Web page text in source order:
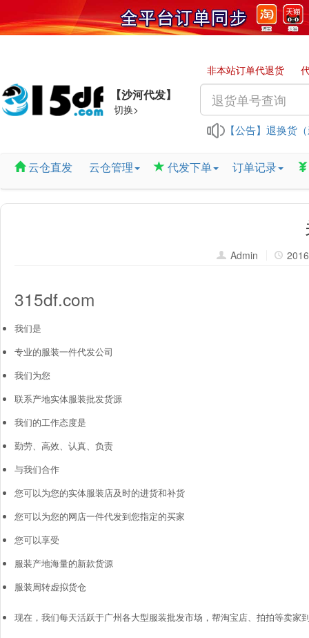
【沙河代发】
切换>
非本站订单代退货
【公告】 退换货
端午节
云仓直发 云仓管理 代发下单 订单记录
Admin
315df.com
我们是
专业的服装一件代发公司
我们为您
联系产地实体服装批发货源
我们的工作态度是
勤劳、高效、认真、负责
与我们合作
您可以为您的实体服装店及时的进货和补货
您可以为您的网店一件代发到您指定的买家
您可以享受
服装产地海量的新款货源
服装周转虚拟货仓
现在，我们每天活跃于广州各大型服装批发市场，帮淘宝店、拍拍等卖